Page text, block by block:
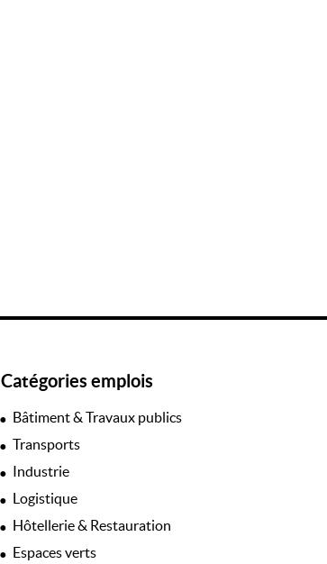
Catégories emplois
Bâtiment & Travaux publics
Transports
Industrie
Logistique
Hôtellerie & Restauration
Espaces verts